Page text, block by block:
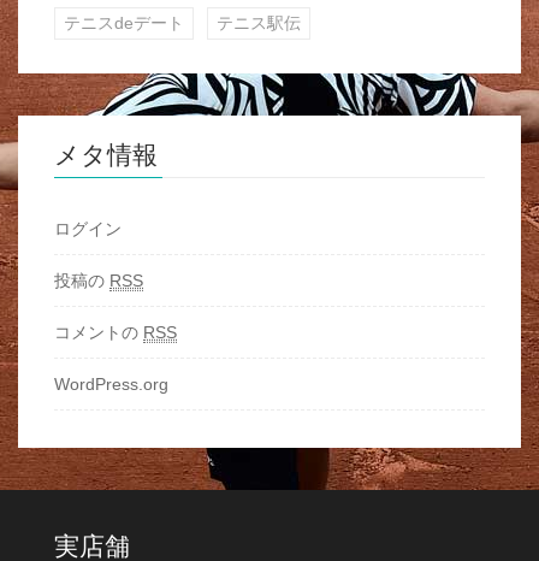
テニスdeデート テニス駅伝
メタ情報
ログイン
投稿の RSS
コメントの RSS
WordPress.org
実店舗